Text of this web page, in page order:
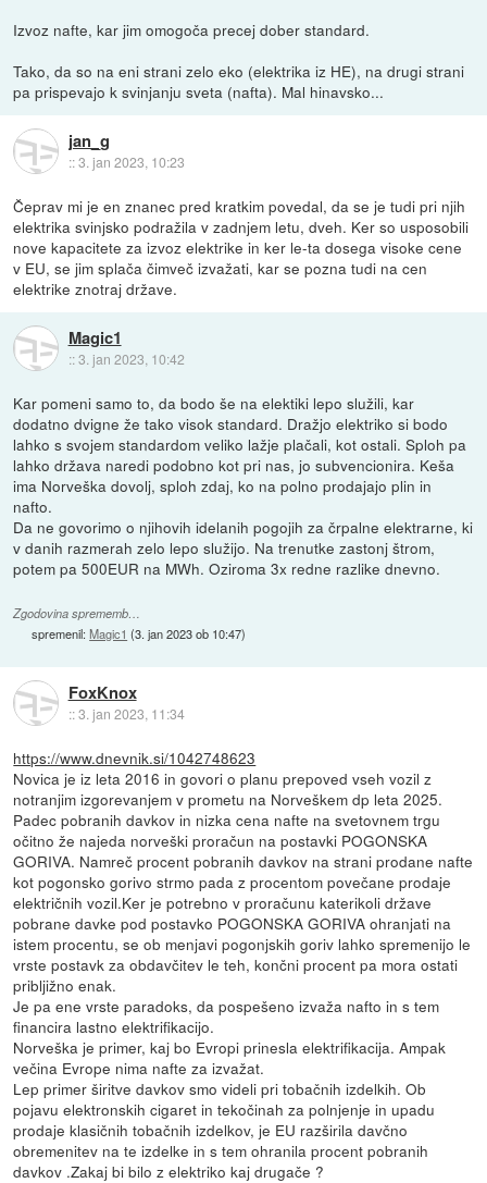
Izvoz nafte, kar jim omogoča precej dober standard.
Tako, da so na eni strani zelo eko (elektrika iz HE), na drugi strani
pa prispevajo k svinjanju sveta (nafta). Mal hinavsko...
jan_g
::3. jan 2023, 10:23
Čeprav mi je en znanec pred kratkim povedal, da se je tudi pri njih
elektrika svinjsko podražila v zadnjem letu, dveh. Ker so usposobili
nove kapacitete za izvoz elektrike in ker le-ta dosega visoke cene
v EU, se jim splača čimveč izvažati, kar se pozna tudi na cen
elektrike znotraj države.
Magic1
::3. jan 2023, 10:42
Kar pomeni samo to, da bodo še na elektiki lepo služili, kar
dodatno dvigne že tako visok standard. Dražjo elektriko si bodo
lahko s svojem standardom veliko lažje plačali, kot ostali. Sploh pa
lahko država naredi podobno kot pri nas, jo subvencionira. Keša
ima Norveška dovolj, sploh zdaj, ko na polno prodajajo plin in
nafto.
Da ne govorimo o njihovih idelanih pogojih za črpalne elektrarne, ki
v danih razmerah zelo lepo služijo. Na trenutke zastonj štrom,
potem pa 500EUR na MWh. Oziroma 3x redne razlike dnevno.
Zgodovina sprememb…
spremenil:Magic1 (3. jan 2023 ob 10:47)
FoxKnox
::3. jan 2023, 11:34
https://www.dnevnik.si/1042748623
Novica je iz leta 2016 in govori o planu prepoved vseh vozil z
notranjim izgorevanjem v prometu na Norveškem dp leta 2025.
Padec pobranih davkov in nizka cena nafte na svetovnem trgu
očitno že najeda norveški proračun na postavki POGONSKA
GORIVA. Namreč procent pobranih davkov na strani prodane nafte
kot pogonsko gorivo strmo pada z procentom povečane prodaje
električnih vozil.Ker je potrebno v proračunu katerikoli države
pobrane davke pod postavko POGONSKA GORIVA ohranjati na
istem procentu, se ob menjavi pogonjskih goriv lahko spremenijo le
vrste postavk za obdavčitev le teh, končni procent pa mora ostati
pribljižno enak.
Je pa ene vrste paradoks, da pospešeno izvaža nafto in s tem
financira lastno elektrifikacijo.
Norveška je primer, kaj bo Evropi prinesla elektrifikacija. Ampak
večina Evrope nima nafte za izvažat.
Lep primer širitve davkov smo videli pri tobačnih izdelkih. Ob
pojavu elektronskih cigaret in tekočinah za polnjenje in upadu
prodaje klasičnih tobačnih izdelkov, je EU razširila davčno
obremenitev na te izdelke in s tem ohranila procent pobranih
davkov .Zakaj bi bilo z elektriko kaj drugače ?